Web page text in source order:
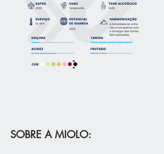
SOBRE A MIOLO: